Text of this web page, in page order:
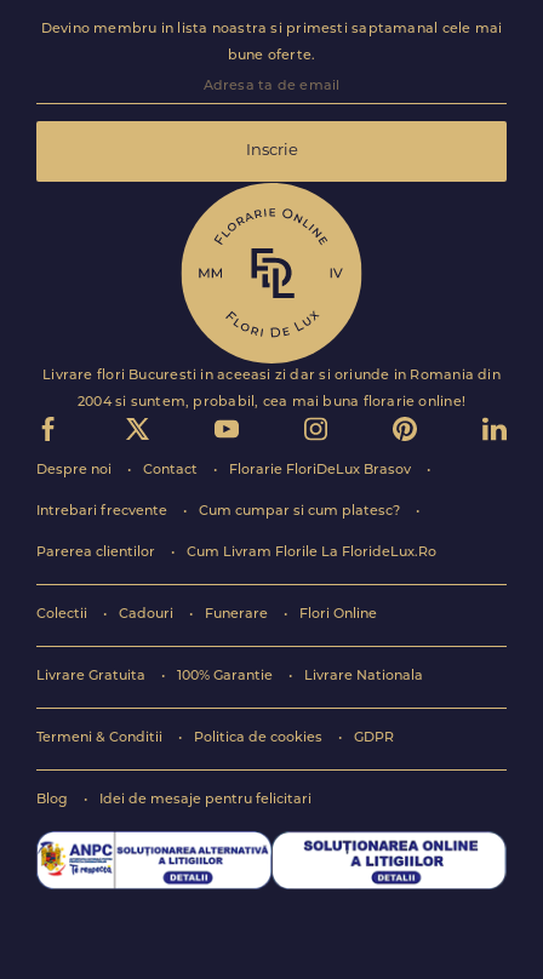
Devino membru in lista noastra si primesti saptamanal cele mai
bune oferte.
Inscrie
Livrare flori Bucuresti in aceeasi zi dar si oriunde in Romania din
2004 si suntem, probabil, cea mai buna florarie online!
Despre noi Contact Florarie FloriDeLux Brasov
Intrebari frecvente Cum cumpar si cum platesc?
Parerea clientilor Cum Livram Florile La FlorideLux.Ro
Colectii Cadouri Funerare Flori Online
Livrare Gratuita 100% Garantie Livrare Nationala
Termeni & Conditii Politica de cookies GDPR
Blog Idei de mesaje pentru felicitari